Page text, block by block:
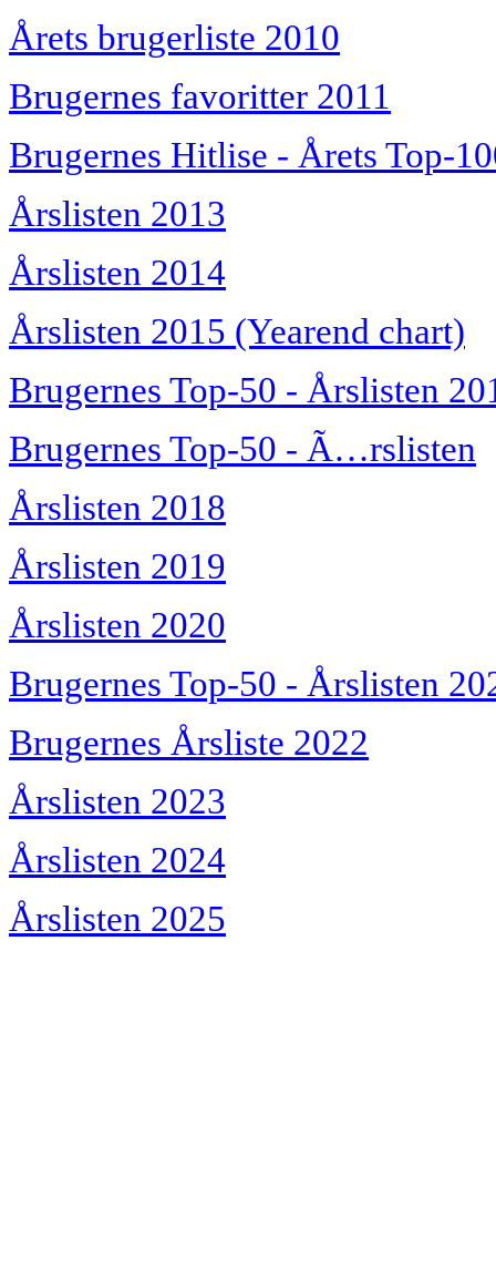
Årets brugerliste 2010
Brugernes favoritter 2011
Brugernes Hitlise - Årets Top-
Årslisten 2013
Årslisten 2014
Årslisten 2015 (Yearend chart)
Brugernes Top-50 - Årslisten
Brugernes Top-50 - Ã…rslisten
Årslisten 2018
Årslisten 2019
Årslisten 2020
Brugernes Top-50 - Årslisten
Brugernes Årsliste 2022
Årslisten 2023
Årslisten 2024
Årslisten 2025